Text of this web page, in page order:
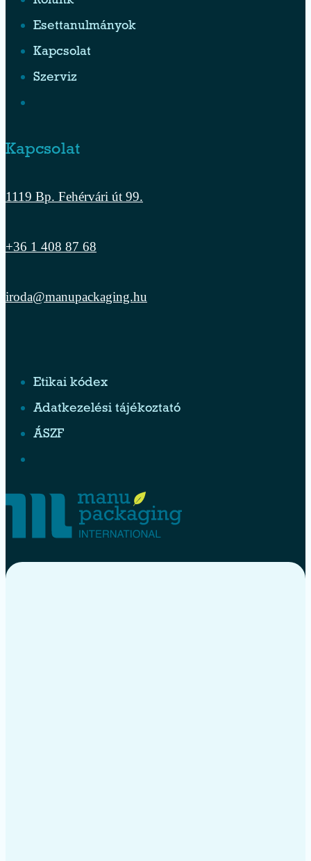
Esettanulmányok
Kapcsolat
Szerviz
Kapcsolat
1119 Bp. Fehérvári út 99.
+36 1 408 87 68
iroda@manupackaging.hu
Etikai kódex
Adatkezelési tájékoztató
ÁSZF